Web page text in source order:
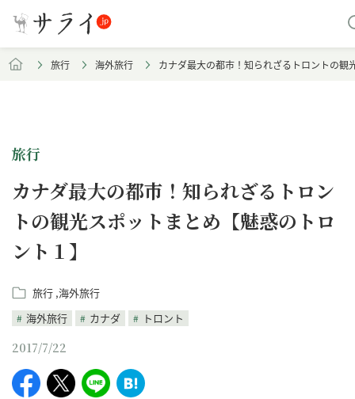
旅行 海外旅行 カナダ最大の都市！知られざるトロントの
旅行
カナダ最大の都市！知られざるトロン
トの観光スポットまとめ【魅惑のトロ
ント１】
旅行 海外旅行
海外旅行
カナダ トロント
2017/7/22